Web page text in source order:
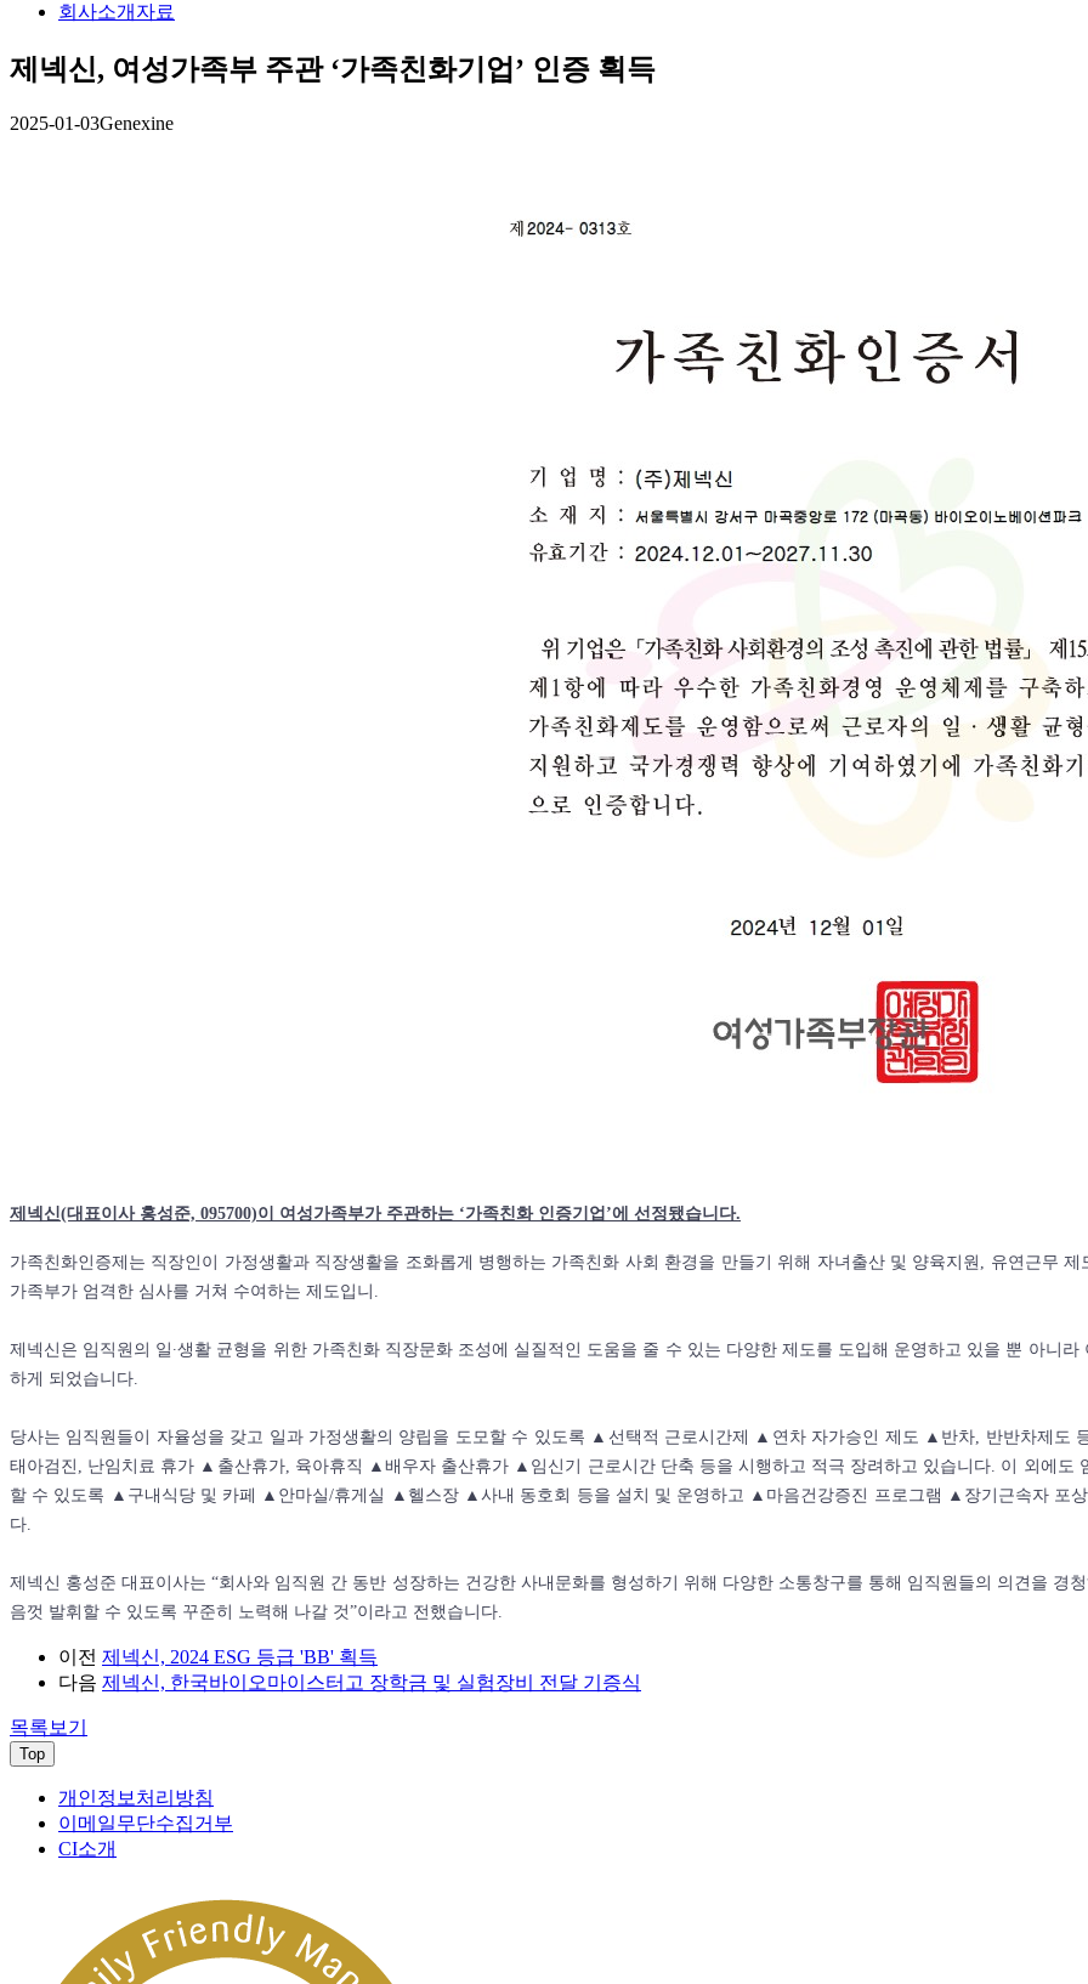
회사소개자료
제넥신, 여성가족부 주관 ‘가족친화기업’ 인증 획득
2025-01-03Genexine
제넥신(대표이사 홍성준, 095700)이 여성가족부가 주관하는 ‘가족친화 인증기업’에 선정됐습니다.
가족친화인증제는 직장인이 가정생활과 직장생활을 조화롭게 병행하는 가족친화 사회 환경을 만들기 위해 자녀출산 및 양육지원, 유연근무
가족부가 엄격한 심사를 거쳐 수여하는 제도입니.
제넥신은 임직원의 일∙생활 균형을 위한 가족친화 직장문화 조성에 실질적인 도움을 줄 수 있는 다양한 제도를 도입해 운영하고 있을 뿐 아니
하게 되었습니다.
당사는 임직원들이 자율성을 갖고 일과 가정생활의 양립을 도모할 수 있도록 ▲선택적 근로시간제 ▲연차 자가승인 제도 ▲반차, 반반차제도
태아검진, 난임치료 휴가 ▲출산휴가, 육아휴직 ▲배우자 출산휴가 ▲임신기 근로시간 단축 등을 시행하고 적극 장려하고 있습니다. 이 외에도
할 수 있도록 ▲구내식당 및 카페 ▲안마실/휴게실 ▲헬스장 ▲사내 동호회 등을 설치 및 운영하고 ▲마음건강증진 프로그램 ▲장기근속자 포
다.
제넥신 홍성준 대표이사는 “회사와 임직원 간 동반 성장하는 건강한 사내문화를 형성하기 위해 다양한 소통창구를 통해 임직원들의 의견을 경
음껏 발휘할 수 있도록 꾸준히 노력해 나갈 것”이라고 전했습니다.
이전 제넥신, 2024 ESG 등급 'BB' 획득
다음 제넥신, 한국바이오마이스터고 장학금 및 실험장비 전달 기증식
목록보기
Top
개인정보처리방침
이메일무단수집거부
CI소개